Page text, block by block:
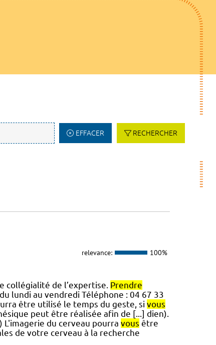
EFFACER RECHERCHER
relevance: 100%
collégialité de l’expertise. Prendre
lundi au vendredi Téléphone : 04 67 33
être utilisé le temps du geste, si vous
peut être réalisée afin de [...] dien).
du cerveau pourra vous être
de votre cerveau à la recherche